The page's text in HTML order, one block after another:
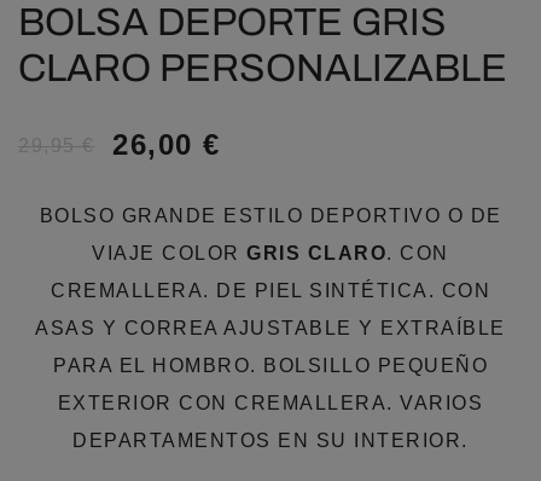
BOLSA DEPORTE GRIS
CLARO PERSONALIZABLE
29,95€ 26,00 €
BOLSO GRANDE ESTILO DEPORTIVO O DE
VIAJE COLORGRIS CLARO. CON
CREMALLERA. DE PIEL SINTÉTICA. CON
ASAS Y CORREA AJUSTABLE Y EXTRAÍBLE
PARA EL HOMBRO. BOLSILLO PEQUEÑO
EXTERIOR CON CREMALLERA. VARIOS
DEPARTAMENTOS EN SU INTERIOR.